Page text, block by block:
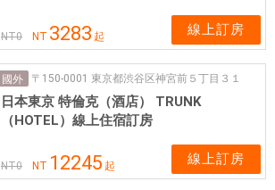
NT0 NT 3283 起 線上訂房
國外 〒150-0001 東京都渋谷区神宮前５丁目３１
日本東京 特倫克（酒店） TRUNK
（HOTEL）線上住宿訂房
NT0 NT 12245 起 線上訂房